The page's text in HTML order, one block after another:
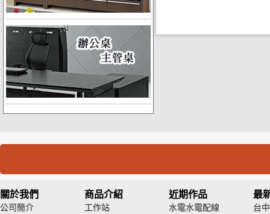
關於我們
公司簡介
商品介紹
工作站
近期作品
水電水電配線
最
台